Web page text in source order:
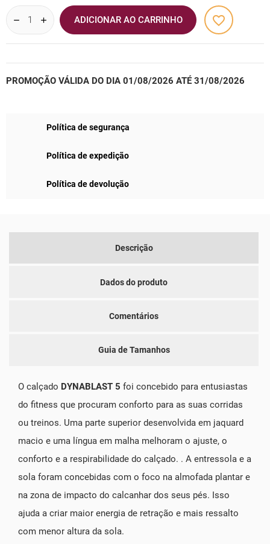
ADICIONAR AO CARRINHO favorite_border
PROMOÇÃO VÁLIDA DO DIA 01/08/2026 ATÉ 31/08/2026
Política de segurança
Política de expedição
Política de devolução
Descrição
Dados do produto
Comentários
Guia de Tamanhos
O calçado DYNABLAST 5 foi concebido para entusiastas
do fitness que procuram conforto para as suas corridas
ou treinos. Uma parte superior desenvolvida em jaquard
macio e uma língua em malha melhoram o ajuste, o
conforto e a respirabilidade do calçado. . A entressola e a
sola foram concebidas com o foco na almofada plantar e
na zona de impacto do calcanhar dos seus pés. Isso
ajuda a criar maior energia de retração e mais ressalto
com menor altura da sola.